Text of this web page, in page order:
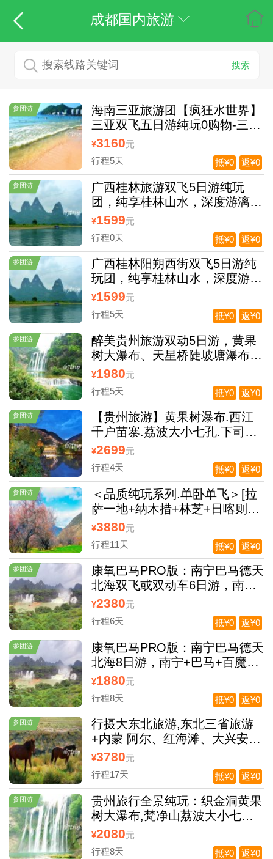
成都国内旅游
搜索
参团游
海南三亚旅游团【疯狂水世界】
三亚双飞五日游纯玩0购物-三亚
蜈支洲岛旅游
¥3160元
行程5天
返¥0
抵¥0
参团游
广西桂林旅游双飞5日游纯玩
团，纯享桂林山水，深度游漓
江，赠送大型歌舞表演
¥1599元
行程0天
返¥0
抵¥0
参团游
广西桂林阳朔西街双飞5日游纯
玩团，纯享桂林山水，深度游漓
江，赠送大型歌舞表演
¥1599元
行程5天
返¥0
抵¥0
参团游
醉美贵州旅游双动5日游，黄果
树大瀑布、天星桥陡坡塘瀑布、
梵净山荔波小七孔、西江千户苗
寨青岩古镇双动5日游
¥1980元
行程5天
返¥0
抵¥0
参团游
【贵州旅游】黄果树瀑布.西江
千户苗寨.荔波大小七孔.下司古
镇双动5日游
¥2699元
行程4天
返¥0
抵¥0
参团游
＜品质纯玩系列.单卧单飞＞[拉
萨一地+纳木措+林芝+日喀则11
日游 ]住挂三酒店、全程0自费0
购物
¥3880元
行程11天
返¥0
抵¥0
参团游
康氧巴马PRO版：南宁巴马德天
北海双飞或双动车6日游，南宁
+巴马+百魔洞+巴盘屯+仁寿源
+鹅泉+古龙山大峡谷+壮家古寨
+德天跨国瀑布+明仕田园+北海
银滩+ 龙门水都景区6日游
¥2380元
行程6天
返¥0
抵¥0
参团游
康氧巴马PRO版：南宁巴马德天
北海8日游，南宁+巴马+百魔洞
+巴盘屯+仁寿源+鹅泉+古龙山
大峡谷+壮家古寨+德天跨国瀑
布+明仕田园+北海银滩+ 龙门水
都景区8日游
¥1880元
行程8天
返¥0
抵¥0
参团游
行摄大东北旅游,东北三省旅游
+内蒙 阿尔、红海滩、大兴安岭
漠河双卧17日游
¥3780元
行程17天
返¥0
抵¥0
参团游
贵州旅行全景纯玩：织金洞黄果
树大瀑布,梵净山荔波大小七孔,
西江千户苗寨天眼,镇远古城遵
义会址双动8日游
¥2080元
行程8天
返¥0
抵¥0